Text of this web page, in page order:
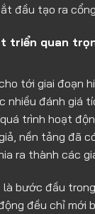
đầu tạo ra
triển quan
tới giai đoạn
nhiều đánh giá
trình hoạt
nền tảng đã
ra thành các
là bước đầu
đều chỉ mới